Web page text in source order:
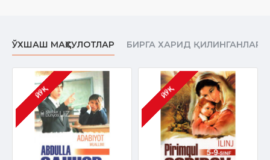
ЎХШАШ МАҲСУЛОТЛАР БИРГА ХАРИД ҚИЛИНГАНЛАР
ЙЎҚ ЙЎҚ